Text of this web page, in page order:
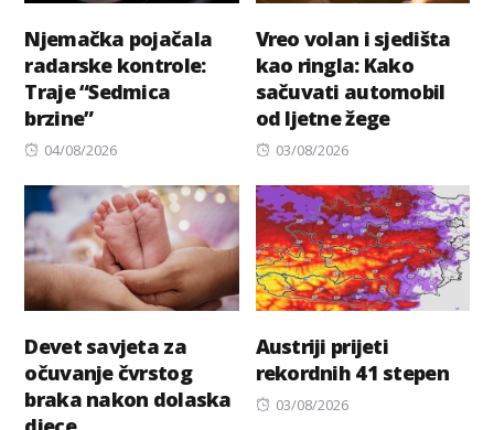
Njemačka pojačala
radarske kontrole:
Traje “Sedmica
brzine”
Posted
04/08/2026
Vreo volan i sjedišta
kao ringla: Kako
sačuvati automobil
od ljetne žege
Posted
03/08/2026
Devet savjeta za
očuvanje čvrstog
braka nakon dolaska
Austriji prijeti
rekordnih 41 stepen
Posted
03/08/2026